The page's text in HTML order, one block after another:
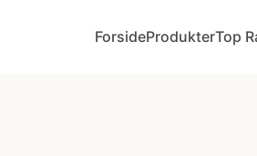
ForsideProdukterTop